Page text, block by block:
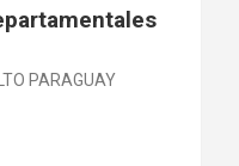
PARAGUAY